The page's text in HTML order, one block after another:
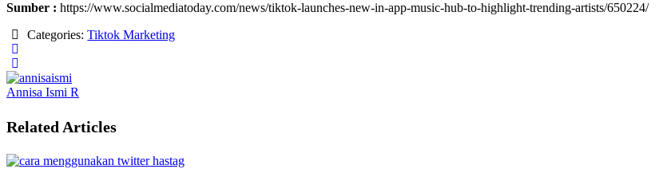
Sumber : https://www.socialmediatoday.com/news/tiktok-launches-new-in-app-music-hub-to-highlight-trending-artists/650224/
Categories:Tiktok Marketing
Annisa Ismi R
Related Articles